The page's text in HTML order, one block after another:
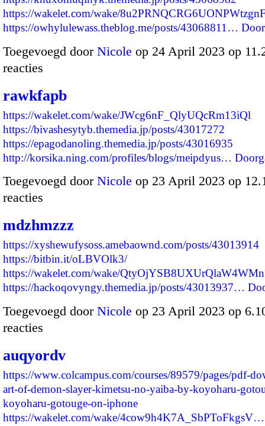
https://wakelet.com/wake/
https://owhylulewass.theblog.me/posts/43068811…
Toegevoegd door Nicole op 24 April 2023 op
reacties
rawkfapb
https://wakelet.com/wake/JWcg6nF_QlyUQcRm13iQl
https://bivashesytyb.themedia.jp/posts/43017272
https://epagodanoling.themedia.jp/posts/43016935
http://korsika.ning.com/profiles/blogs/meipdyus…
Toegevoegd door Nicole op 23 April 2023 op
reacties
mdzhmzzz
https://xyshewufysoss.amebaownd.com/posts/43013914
https://bitbin.it/oLBVOlk3/
https://wakelet.com/wake/QtyOjYSB8UXUrQlaW4WMn
https://hackoqovyngy.themedia.jp/posts/43013937…
Toegevoegd door Nicole op 23 April 2023 op
reacties
auqyordv
https://www.colcampus.com/courses/89579/pages/pdf-
art-of-demon-slayer-kimetsu-no-yaiba-by-koyoharu-
koyoharu-gotouge-on-iphone
https://wakelet.com/wake/4cow9h4K7A_SbPToFkgsV…